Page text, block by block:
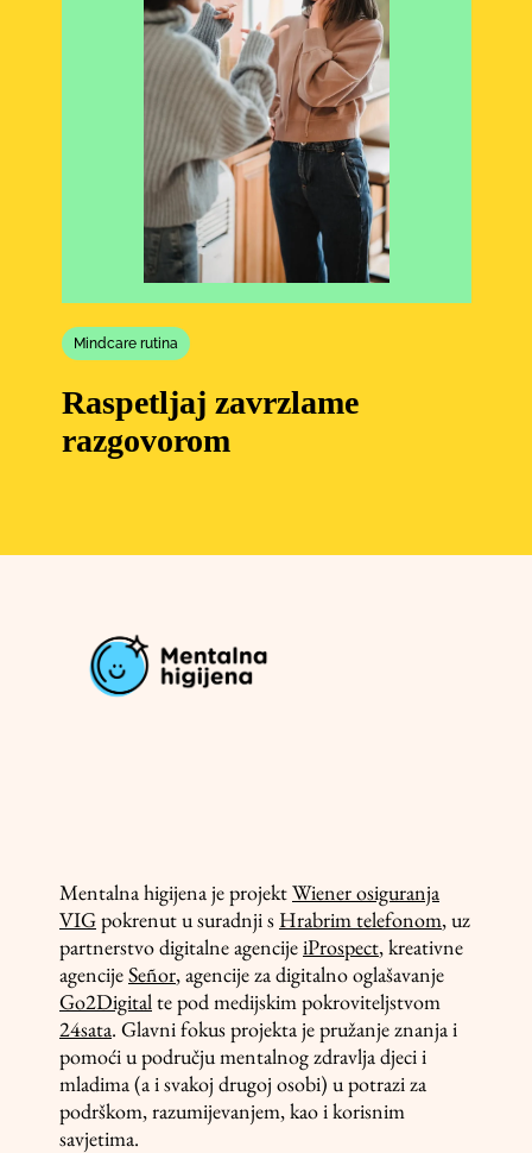
Mindcare rutina
Raspetljaj zavrzlame
razgovorom
Mentalna higijena je projektWiener osiguranja
VIGpokrenut u suradnji s Hrabrim telefonom, uz
partnerstvo digitalne agencijeiProspect, kreativne
agencijeSeñor, agencije za digitalno oglašavanje
Go2Digitalte pod medijskim pokroviteljstvom
24sata. Glavni fokus projekta je pružanje znanja i
pomoći u području mentalnog zdravlja djeci i
mladima (a i svakoj drugoj osobi) u potrazi za
podrškom, razumijevanjem, kao i korisnim
savjetima.